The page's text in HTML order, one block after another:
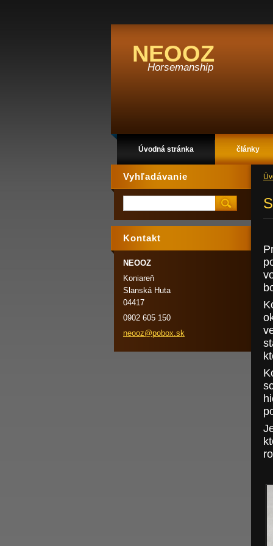
NEOOZ
Horsemanship
Úvodná stránka články
Vyhľadávanie
Kontakt
NEOOZ
Koniareň
Slanská Huta
04417
0902 605 150
neooz@pobox.sk